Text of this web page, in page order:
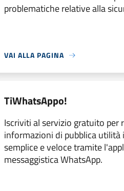
problematiche relative alla
VAI ALLA PAGINA
TiWhatsAppo!
Iscriviti al servizio gratuito per
informazioni di pubblica utilità
semplice e veloce tramite
messaggistica WhatsApp.